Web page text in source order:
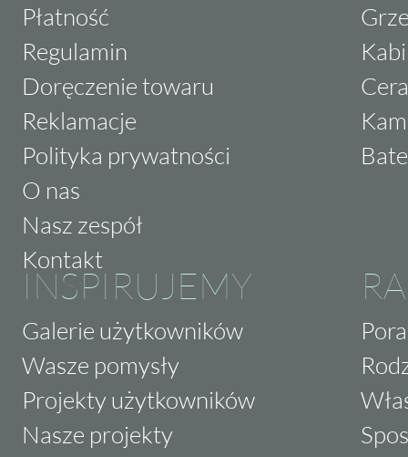
Płatność
Regulamin
Doręczenie towaru
Reklamacje
Polityka prywatności
O nas
Nasz zespół
Kontakt
INSPIRUJEMY
Galerie użytkowników
Wasze pomysły
Projekty użytkowników
Nasze projekty